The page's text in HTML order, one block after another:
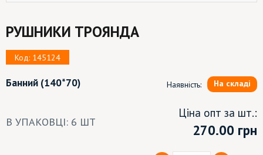
РУШНИКИ ТРОЯНДА
Код: 145124
Банний (140*70) Наявність: На складі
В УПАКОВЦІ: 6 ШТ
Ціна опт за шт.:
270.00 грн